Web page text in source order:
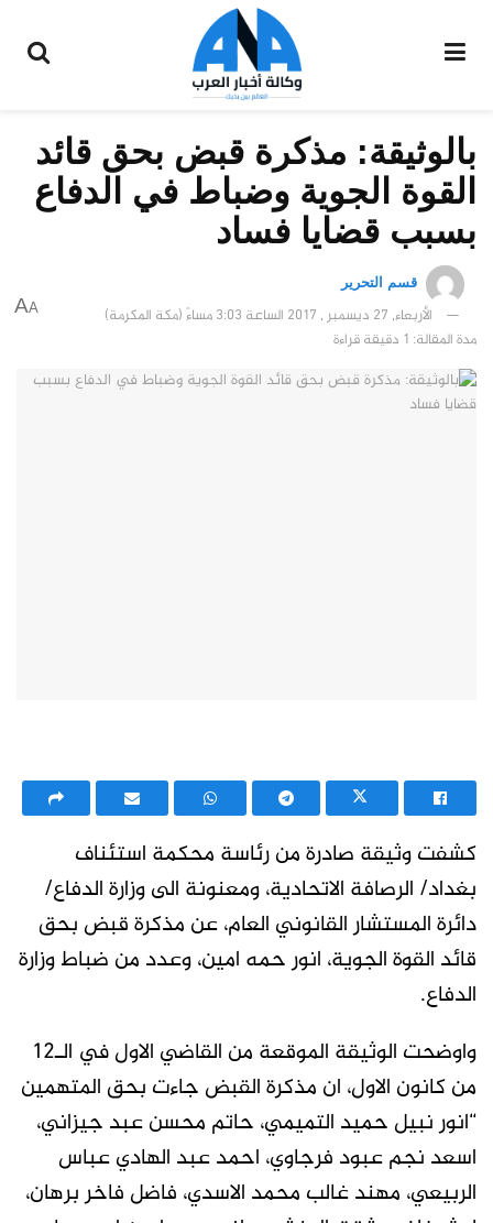
بالوثيقة: مذكرة قبض بحق قائد
القوة الجوية وضباط في الدفاع
بسبب قضايا فساد
قسم التحرير
الأربعاء, 27 ديسمبر , 2017 الساعة 3:03 مساءً (مكة المكرمة)
مدة المقالة: 1 دقيقة قراءة
A
A
كشفت وثيقة صادرة من رئاسة محكمة استئناف
بغداد/ الرصافة الاتحادية، ومعنونة الى وزارة الدفاع/
دائرة المستشار القانوني العام، عن مذكرة قبض بحق
قائد القوة الجوية، انور حمه امين، وعدد من ضباط وزارة
الدفاع.
واوضحت الوثيقة الموقعة من القاضي الاول في الـ12
من كانون الاول، ان مذكرة القبض جاءت بحق المتهمين
“انور نبيل حميد التميمي، حاتم محسن عبد جيزاني،
اسعد نجم عبود فرجاوي، احمد عبد الهادي عباس
الربيعي، مهند غالب محمد الاسدي، فاضل فاخر برهان،